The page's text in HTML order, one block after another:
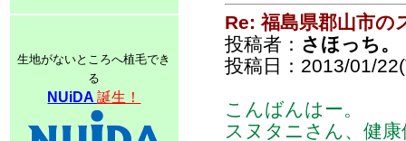
生地がないところへ植毛でき
る
NUiDA誕生！
Re: 福島県郡山市の
投稿者： さほっち。
投稿日：2013/01/
こんばんはー。
スヌタニさん、健